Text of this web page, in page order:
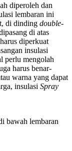
diperoleh dan
lembaran ini
di dinding double-
di atas
diperkuat
insulasi
perlu mengolah
harus benar-
warna yang dapat
insulasi Spray
bawah lembaran